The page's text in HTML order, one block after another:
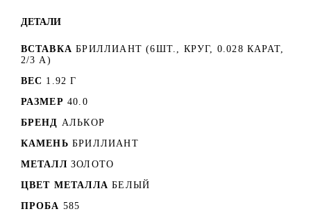
ДЕТАЛИ
ВСТАВКА БРИЛЛИАНТ (6ШТ., КРУГ, 0.028 КАРАТ,
2/3 А)
ВЕС 1.92 Г
РАЗМЕР 40.0
БРЕНД АЛЬКОР
КАМЕНЬ БРИЛЛИАНТ
МЕТАЛЛ ЗОЛОТО
ЦВЕТ МЕТАЛЛА БЕЛЫЙ
ПРОБА 585